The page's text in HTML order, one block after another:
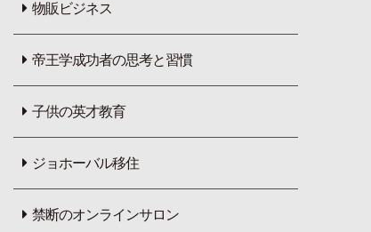
物販ビジネス
帝王学成功者の思考と習慣
子供の英才教育
ジョホーバル移住
禁断のオンラインサロン